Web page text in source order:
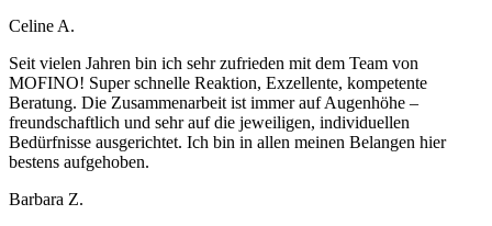
Celine A.
Seit vielen Jahren bin ich sehr zufrieden mit dem Team von
MOFINO! Super schnelle Reaktion, Exzellente, kompetente
Beratung. Die Zusammenarbeit ist immer auf Augenhöhe –
freundschaftlich und sehr auf die jeweiligen, individuellen
Bedürfnisse ausgerichtet. Ich bin in allen meinen Belangen hier
bestens aufgehoben.
Barbara Z.